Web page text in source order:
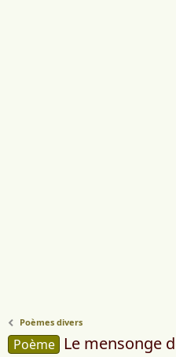
Poèmes divers
Poème Le mensonge